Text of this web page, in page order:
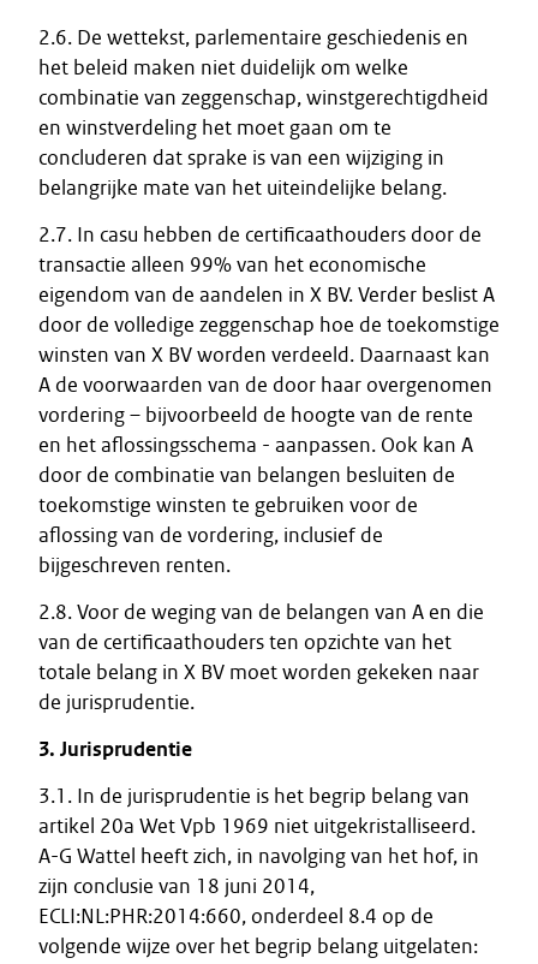
2.6. De wettekst, parlementaire geschiedenis en
het beleid maken niet duidelijk om welke
combinatie van zeggenschap, winstgerechtigdheid
en winstverdeling het moet gaan om te
concluderen dat sprake is van een wijziging in
belangrijke mate van het uiteindelijke belang.
2.7. In casu hebben de certificaathouders door de
transactie alleen 99% van het economische
eigendom van de aandelen in X BV. Verder beslist A
door de volledige zeggenschap hoe de toekomstige
winsten van X BV worden verdeeld. Daarnaast kan
A de voorwaarden van de door haar overgenomen
vordering – bijvoorbeeld de hoogte van de rente
en het aflossingsschema - aanpassen. Ook kan A
door de combinatie van belangen besluiten de
toekomstige winsten te gebruiken voor de
aflossing van de vordering, inclusief de
bijgeschreven renten.
2.8. Voor de weging van de belangen van A en die
van de certificaathouders ten opzichte van het
totale belang in X BV moet worden gekeken naar
de jurisprudentie.
3. Jurisprudentie
3.1. In de jurisprudentie is het begrip belang van
artikel 20a Wet Vpb 1969 niet uitgekristalliseerd.
A-G Wattel heeft zich, in navolging van het hof, in
zijn conclusie van 18 juni 2014,
ECLI:NL:PHR:2014:660, onderdeel 8.4 op de
volgende wijze over het begrip belang uitgelaten: